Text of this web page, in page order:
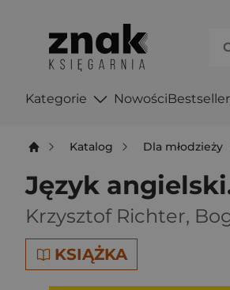
Kategorie Nowości
Katalog Dla młodzieży
Język
Krzysztof Richter,
KSIĄŻKA